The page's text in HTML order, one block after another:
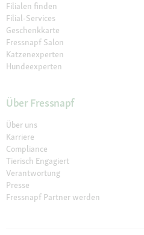
Filialen finden
Filial-Services
Geschenkkarte
Fressnapf Salon
Katzenexperten
Hundeexperten
Über Fressnapf
Über uns
Karriere
Compliance
Tierisch Engagiert
Verantwortung
Presse
Fressnapf Partner werden